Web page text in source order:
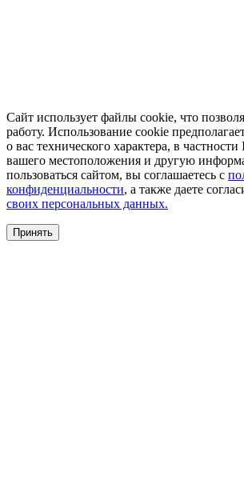
Сайт использует файлы cookie, что
работу. Использование cookie
о вас технического характера, в частности
вашего местоположения и другую
пользоваться сайтом, вы соглашаетесь с
конфиденциальности, а также даете
своих персональных данных.
Принять